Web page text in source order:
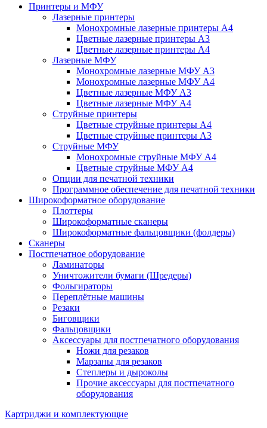
Принтеры и МФУ
Лазерные принтеры
Монохромные лазерные принтеры А4
Цветные лазерные принтеры А3
Цветные лазерные принтеры А4
Лазерные МФУ
Монохромные лазерные МФУ А3
Монохромные лазерные МФУ А4
Цветные лазерные МФУ А3
Цветные лазерные МФУ А4
Струйные принтеры
Цветные струйные принтеры А4
Цветные струйные принтеры А3
Струйные МФУ
Монохромные струйные МФУ А4
Цветные струйные МФУ А4
Опции для печатной техники
Программное обеспечение для печатной техники
Широкоформатное оборудование
Плоттеры
Широкоформатные сканеры
Широкоформатные фальцовщики (фолдеры)
Сканеры
Постпечатное оборудование
Ламинаторы
Уничтожители бумаги (Шредеры)
Фольгираторы
Переплётные машины
Резаки
Биговщики
Фальцовщики
Аксессуары для постпечатного оборудования
Ножи для резаков
Марзаны для резаков
Степлеры и дыроколы
Прочие аксессуары для постпечатного
оборудования
Картриджи и комплектующие